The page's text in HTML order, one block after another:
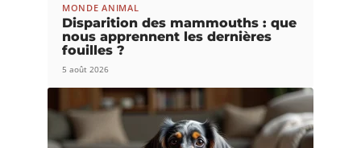
MONDE ANIMAL
Disparition des mammouths : que
nous apprennent les dernières
fouilles ?
5 août 2026